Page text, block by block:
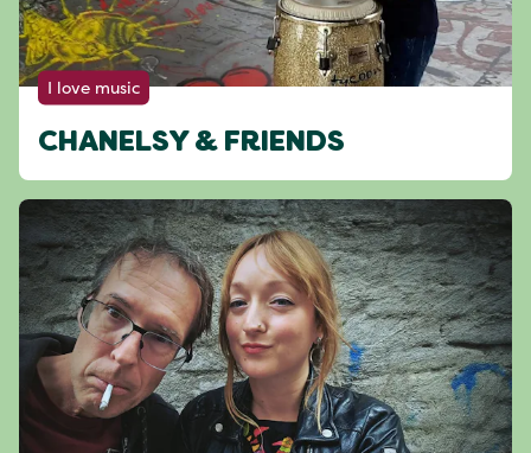
I love music
CHANELSY & FRIENDS